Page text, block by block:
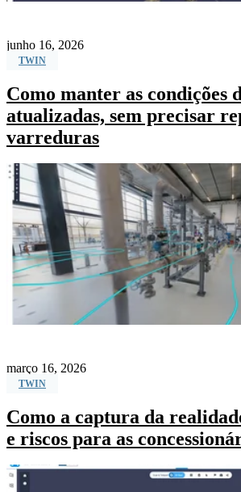
junho 16, 2026
TWIN
Como manter as condições
atualizadas, sem precisar
varreduras
março 16, 2026
TWIN
Como a captura da
e riscos para as